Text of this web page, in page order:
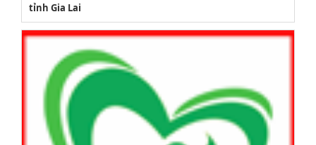
tỉnh Gia Lai